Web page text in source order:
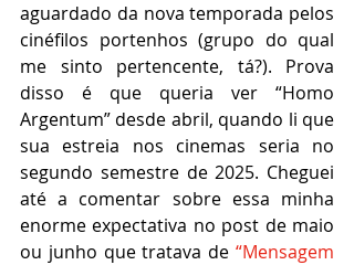
aguardado da nova temporada pelos
cinéfilos portenhos (grupo do qual
me sinto pertencente, tá?). Prova
disso é que queria ver “Homo
Argentum” desde abril, quando li que
sua estreia nos cinemas seria no
segundo semestre de 2025. Cheguei
até a comentar sobre essa minha
enorme expectativa no post de maio
ou junho que tratava de “Mensagem